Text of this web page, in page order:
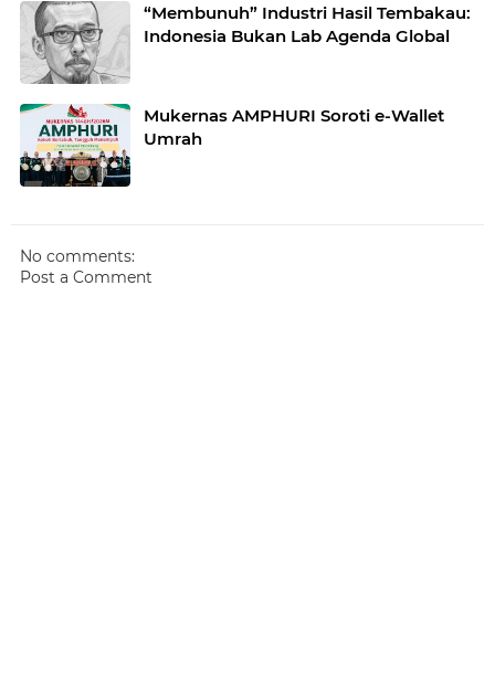
“Membunuh” Industri Hasil Tembakau:
Indonesia Bukan Lab Agenda Global
Mukernas AMPHURI Soroti e-Wallet
Umrah
No comments:
Post a Comment